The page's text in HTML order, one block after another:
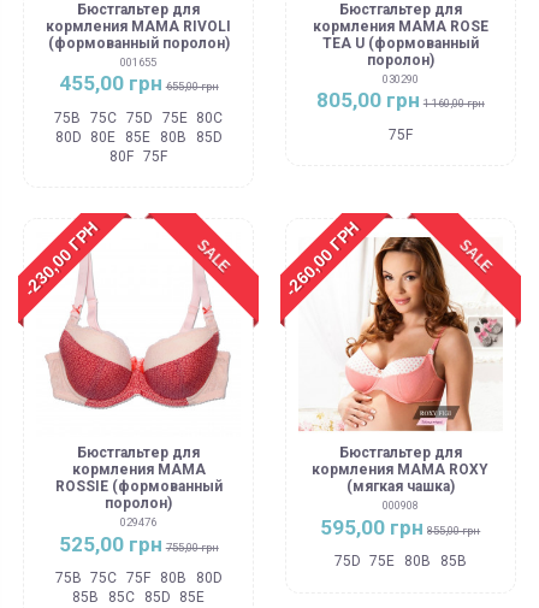
Бюстгальтер для
кормления MAMA RIVOLI
(формованный поролон)
001655
455,00 грн 655,00 грн
75B 75C 75D 75E
80C
80D
80E 85E 80B
85D
80F 75F
Бюстгальтер для
кормления MAMA ROSE
TEA U (формованный
поролон)
030290
805,00 грн 1 160,00 грн
75F
SALE
-230,00 ГРН
Бюстгальтер для
кормления MAMA
ROSSIE (формованный
поролон)
029476
525,00 грн 755,00 грн
75B 75C 75F 80B
80D
85B
85C 85D 85E
SALE
-260,00 ГРН
Бюстгальтер для
кормления MAMA ROXY
(мягкая чашка)
000908
595,00 грн 855,00 грн
75D 75E 80B 85B